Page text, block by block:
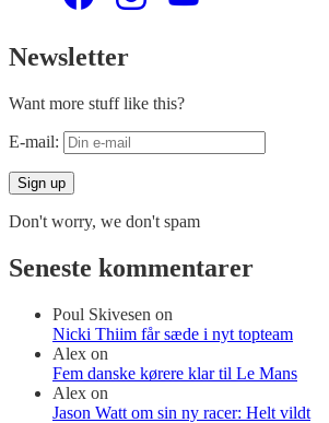
Newsletter
Want more stuff like this?
E-mail:
Don't worry, we don't spam
Seneste kommentarer
Poul Skivesen on
Nicki Thiim får sæde i nyt topteam
Alex on
Fem danske kørere klar til Le Mans
Alex on
Jason Watt om sin ny racer: Helt vildt